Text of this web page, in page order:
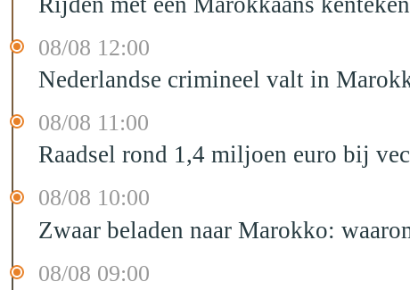
08/08 12:00
Nederlandse crimineel valt in
08/08 11:00
Raadsel rond 1,4 miljoen euro bij
08/08 10:00
Zwaar beladen naar Marokko:
08/08 09:00